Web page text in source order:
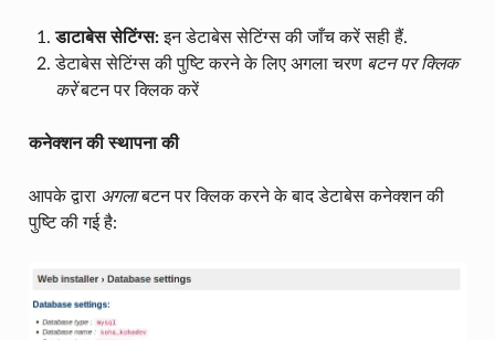
डाटाबेस सेटिंग्स:इन डेटाबेस सेटिंग्स की जाँच करें सही हैं.
डेटाबेस सेटिंग्स की पुष्टि करने के लिए अगला चरण बटन पर क्लिक
करेंबटन पर क्लिक करें
कनेक्शन की स्थापना की
आपके द्वारा अगलाबटन पर क्लिक करने के बाद डेटाबेस कनेक्शन की
पुष्टि की गई है: